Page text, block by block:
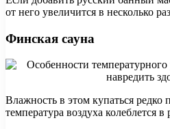
от него увеличится в несколько
Финская сауна
Влажность в этом купаться редко
температура воздуха колеблется